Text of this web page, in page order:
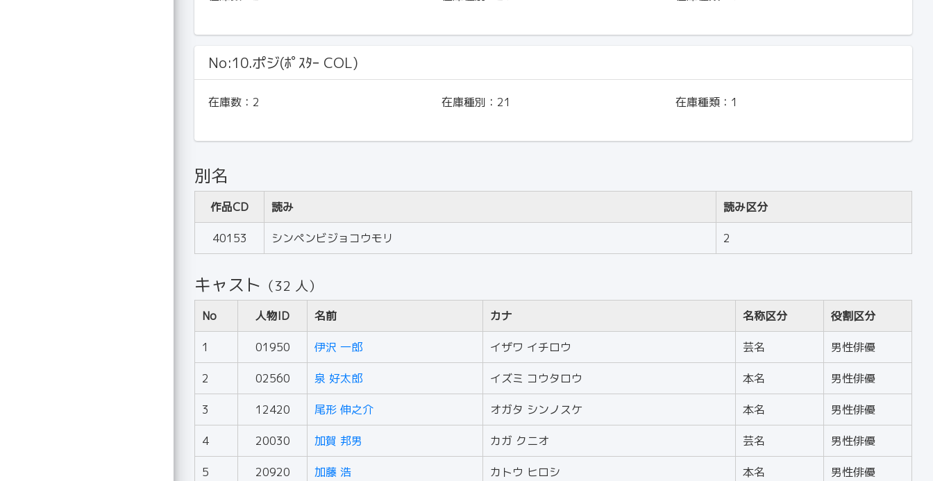
No:10.ポジ(ﾎﾟｽﾀｰ COL)
在庫数： 2 在庫種別： 21 在庫種類： 1
別名
作品CD 読み 読み区分
40153 シンペンビジョコウモリ 2
キャスト （32 人）
No 人物ID 名前 カナ 名称区分 役割区分
1 01950 伊沢 一郎 イザワ イチロウ 芸名 男性俳優
2 02560 泉 好太郎 イズミ コウタロウ 本名 男性俳優
3 12420 尾形 伸之介 オガタ シンノスケ 本名 男性俳優
4 20030 加賀 邦男 カガ クニオ 芸名 男性俳優
5 20920 加藤 浩 カトウ ヒロシ 本名 男性俳優